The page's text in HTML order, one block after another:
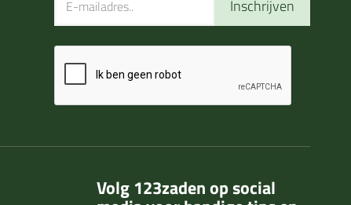
Inschrijven
Volg 123zaden op social